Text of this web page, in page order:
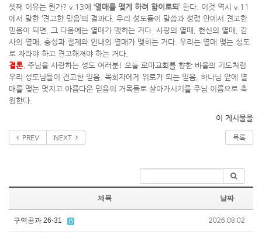
셋째 이유는 뭔가? v.13에 ‘열매를 맺게 하려 함이로되’ 한다. 이것 역시 v.11
에서 말한 ‘견고한 믿음’의 결과다. 우리 성도들이 말씀과 성령 안에서 견고한
믿음이 되면, 그 다음에는 열매가 맺히는 거다. 사랑의 열매, 헌신의 열매, 감
사의 열매, 충성과 절제와 인내의 열매가 맺히는 거다. 우리는 열매 맺는 성도
로 자라야 하고 견고해져야 하는 거다.
결론. 주님을 사랑하는 성도 여러분! 오늘 로마교회를 향한 바울의 기도처럼
우리 성도님들이 견고한 믿음, 목회자에게 위로가 되는 믿음, 하나님 앞에 열
매를 맺는 멋지고 아름다운 믿음의 거목들로 살아가시기를 주님 이름으로 축
원한다.
이 게시물을
PREV NEXT 목록
제목 날짜
구역공과 26-31 2026.08.02